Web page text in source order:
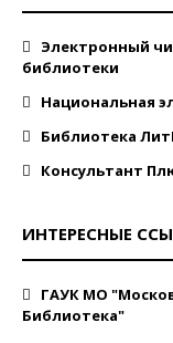
Электронный
библиотеки
Национальная
Библиотека
Консультант
ИНТЕРЕСНЫЕ
ГАУК МО
Библиотека"